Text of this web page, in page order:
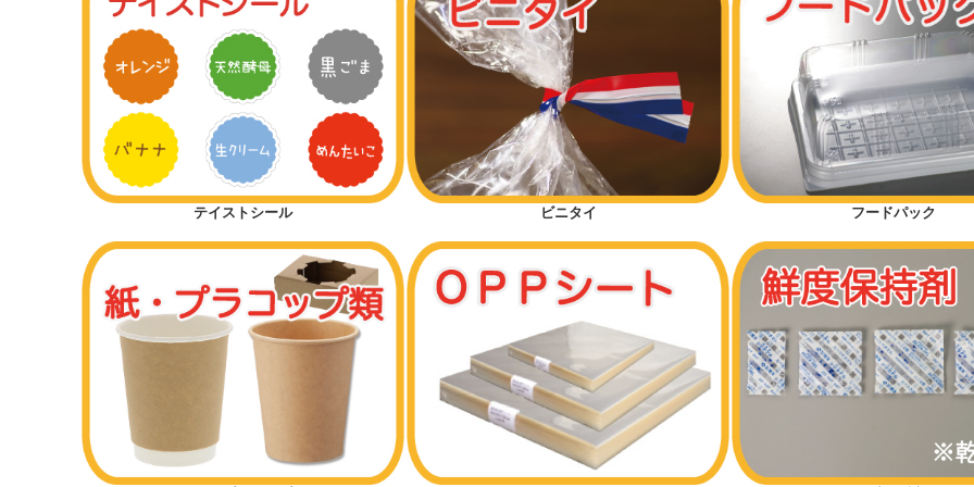
テイストシール ビニタイ フードパック